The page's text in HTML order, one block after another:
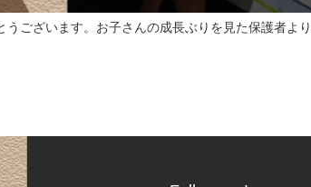
ございます。お子さんの成長ぶりを見た保護者よ